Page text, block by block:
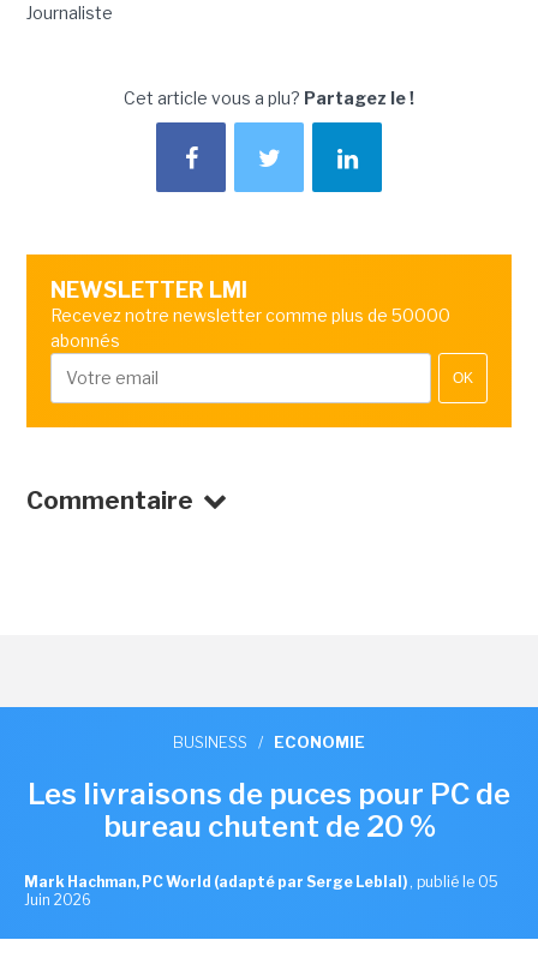
Journaliste
Cet article vous a plu? Partagez le !
NEWSLETTER LMI
Recevez notre newsletter comme plus de 50000
abonnés
OK
Commentaire
BUSINESS / ECONOMIE
Les livraisons de puces pour PC de
bureau chutent de 20 %
Mark Hachman, PC World (adapté par Serge Leblal) , publié le 05
Juin 2026